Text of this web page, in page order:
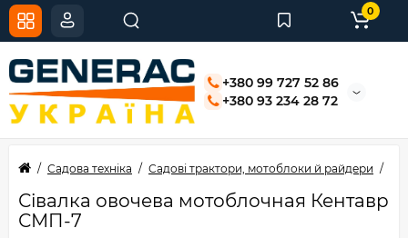
+380 99 727 52 86
+380 93 234 28 72
0
Садова техніка Садові трактори, мотоблоки й райдери
Сівалка овочева мотоблочная Кентавр
СМП-7